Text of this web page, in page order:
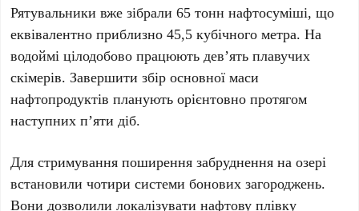
Рятувальники вже зібрали65 тонн нафтосуміші, що
еквівалентно приблизно45,5 кубічного метра. На
водоймі цілодобово працюютьдев’ять плавучих
скімерів. Завершити збір основної маси
нафтопродуктів планують орієнтовно протягом
наступнихп’яти діб.
Для стримування поширення забруднення на озері
встановиличотири системи бонових загороджень.
Вони дозволили локалізувати нафтову плівку